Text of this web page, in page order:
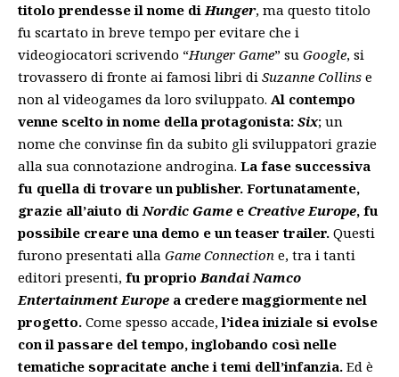
titolo prendesse il nome diHunger, ma questo titolo
fu scartato in breve tempo per evitare che i
videogiocatori scrivendo “Hunger Game” su Google, si
trovassero di fronte ai famosi libri di Suzanne Collins e
non al videogames da loro sviluppato. Al contempo
venne scelto in nome della protagonista: Six; un
nome che convinse fin da subito gli sviluppatori grazie
alla sua connotazione androgina. La fase successiva
fu quella di trovare un publisher. Fortunatamente,
grazie all’aiuto diNordic Game e Creative Europe, fu
possibile creare una demo e un teaser trailer. Questi
furono presentati alla Game Connection e, tra i tanti
editori presenti, fu proprio Bandai Namco
Entertainment Europe a credere maggiormente nel
progetto. Come spesso accade, l’idea iniziale si evolse
con il passare del tempo, inglobando così nelle
tematiche sopracitate anche i temi dell’infanzia. Ed è